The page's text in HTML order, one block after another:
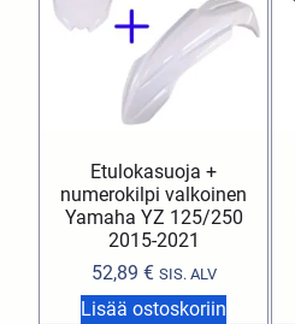
Etulokasuoja +
numerokilpi valkoinen
Yamaha YZ 125/250
2015-2021
52,89 € SIS. ALV
Lisää ostoskoriin